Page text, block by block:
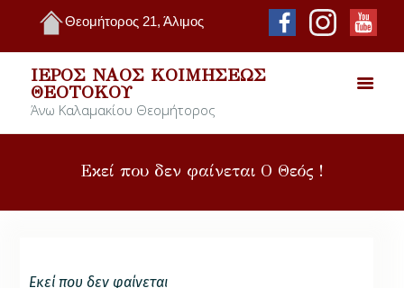
Θεομήτορος 21, Άλιμος
ΙΕΡΌΣ ΝΑΌΣ ΚΟΙΜΉΣΕΩΣ
ΘΕΟΤΌΚΟΥ
Άνω Καλαμακίου Θεομήτορος
Εκεί που δεν φαίνεται Ο Θεός !
Εκεί που δεν φαίνεται